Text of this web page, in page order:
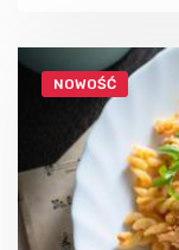
NOWOŚĆ